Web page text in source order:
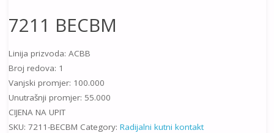
7211 BECBM
Linija prizvoda: ACBB
Broj redova: 1
Vanjski promjer: 100.000
Unutrašnji promjer: 55.000
CIJENA NA UPIT
SKU: 7211-BECBM Category: Radijalni kutni kontakt